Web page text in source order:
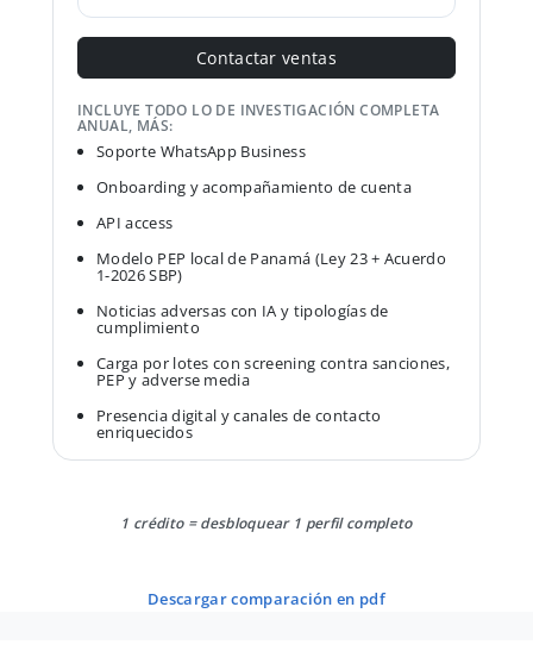
Contactar ventas
INCLUYE TODO LO DE INVESTIGACIÓN COMPLETA
ANUAL, MÁS:
Soporte WhatsApp Business
Onboarding y acompañamiento de cuenta
API access
Modelo PEP local de Panamá (Ley 23 + Acuerdo
1-2026 SBP)
Noticias adversas con IA y tipologías de
cumplimiento
Carga por lotes con screening contra sanciones,
PEP y adverse media
Presencia digital y canales de contacto
enriquecidos
1 crédito = desbloquear 1 perfil completo
descargar comparación en pdf